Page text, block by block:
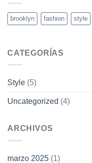
brooklyn fashion style
CATEGORÍAS
Style (5)
Uncategorized (4)
ARCHIVOS
marzo 2025 (1)